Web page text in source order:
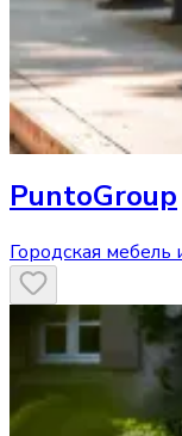
PuntoGroup
Городская